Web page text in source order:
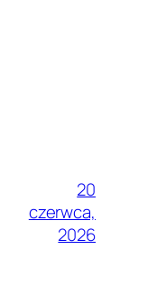
20
czerwca,
2026